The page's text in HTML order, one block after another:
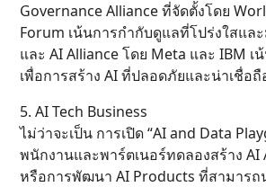
Governance Alliance ที่จัดตั้งโดย
Forum เน้นการกำกับดูแลที่โปร่งใสแล
และ AI Alliance โดย Meta และ IBM เ
เพื่อการสร้าง AI ที่ปลอดภัยและน่าเชื่อถื
5. AI Tech Business
ไม่ว่าจะเป็น การเปิด “AI and Data
พนักงานและพาร์ตเนอร์ทดลองสร้าง AI
หรือการพัฒนา AI Products ที่สามารถ